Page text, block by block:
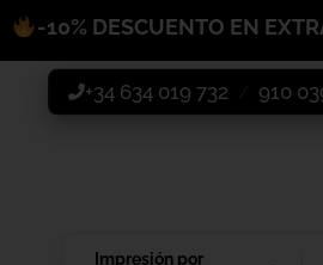
-10% DESCUENTO EN
+34 634 019 732 910
Impresión por